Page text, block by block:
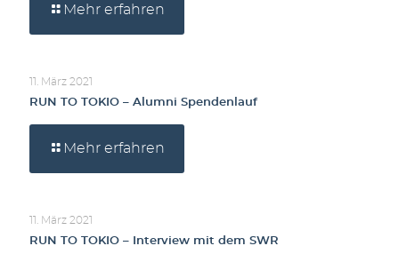
Mehr erfahren
11. März 2021
RUN TO TOKIO – Alumni Spendenlauf
Mehr erfahren
11. März 2021
RUN TO TOKIO – Interview mit dem SWR